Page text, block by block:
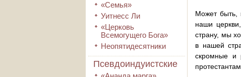
«Семья»
Уитнесс Ли
«Церковь
Всемогущего Бога»
Неопятидесятники
Псевдоиндуистские
Может быть,
наши
страну, мы
в нашей
скромные и